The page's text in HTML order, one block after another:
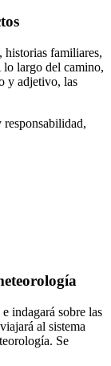
historias familiares,
largo del camino,
y adjetivo, las
indagará sobre las
al sistema
Se